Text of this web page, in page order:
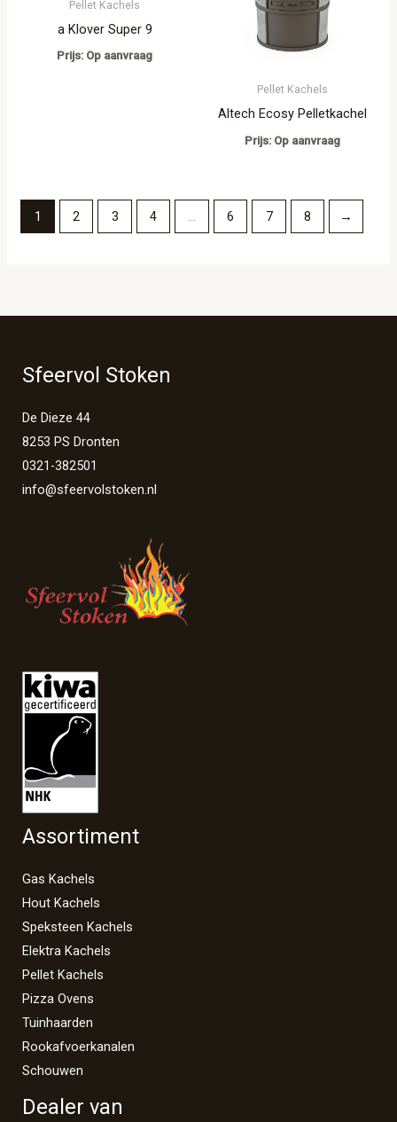
Pellet Kachels
a Klover Super 9
Prijs: Op aanvraag
Pellet Kachels
Altech Ecosy Pelletkachel
Prijs: Op aanvraag
1 2 3 4 … 6 7 8 →
Sfeervol Stoken
De Dieze 44
8253 PS Dronten
0321-382501
info@sfeervolstoken.nl
Assortiment
Gas Kachels
Hout Kachels
Speksteen Kachels
Elektra Kachels
Pellet Kachels
Pizza Ovens
Tuinhaarden
Rookafvoerkanalen
Schouwen
Dealer van